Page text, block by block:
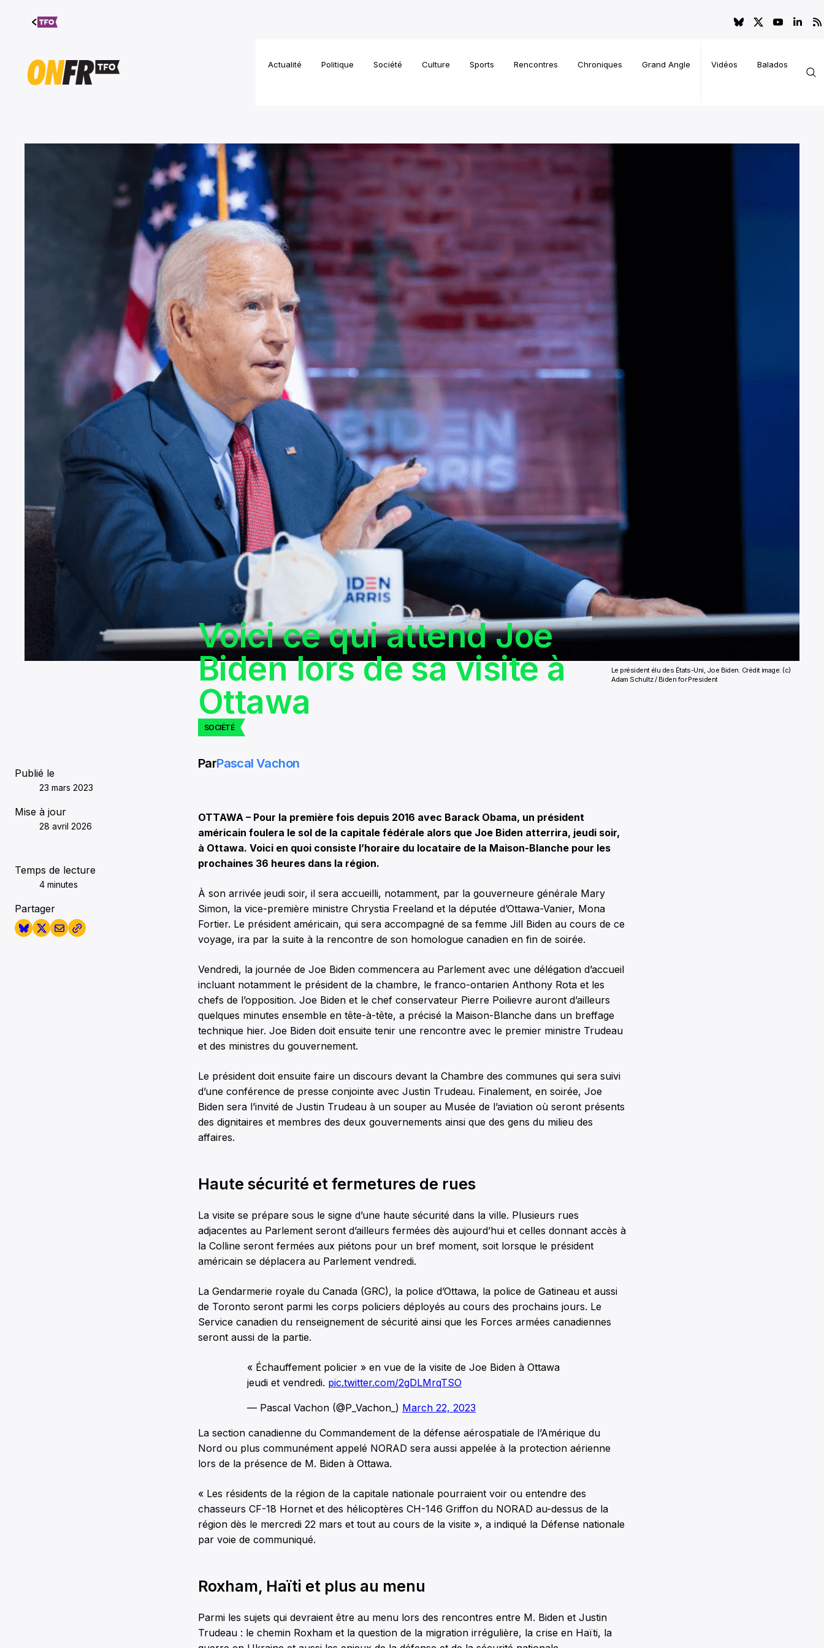
Aller au
contenu
Actualité Politique Société Culture Sports Rencontres Chroniques Grand Angle Vidéos Balados
Le président élu des États-Uni, Joe Biden. Crédit image: (c)
Adam Schultz / Biden for President
SOCIÉTÉ
Voici ce qui attend Joe
Biden lors de sa visite à
Ottawa
Publié le
23 mars 2023
Mise à jour
28 avril 2026
Temps de lecture
4 minutes
Partager
ParPascal Vachon
OTTAWA – Pour la première fois depuis 2016 avec Barack Obama, un président
américain foulera le sol de la capitale fédérale alors que Joe Biden atterrira, jeudi soir,
à Ottawa. Voici en quoi consiste l’horaire du locataire de la Maison-Blanche pour les
prochaines 36 heures dans la région.
À son arrivée jeudi soir, il sera accueilli, notamment, par la gouverneure générale Mary
Simon, la vice-première ministre Chrystia Freeland et la députée d’Ottawa-Vanier, Mona
Fortier. Le président américain, qui sera accompagné de sa femme Jill Biden au cours de ce
voyage, ira par la suite à la rencontre de son homologue canadien en fin de soirée.
Vendredi, la journée de Joe Biden commencera au Parlement avec une délégation d’accueil
incluant notamment le président de la chambre, le franco-ontarien Anthony Rota et les
chefs de l’opposition. Joe Biden et le chef conservateur Pierre Poilievre auront d’ailleurs
quelques minutes ensemble en tête-à-tête, a précisé la Maison-Blanche dans un breffage
technique hier. Joe Biden doit ensuite tenir une rencontre avec le premier ministre Trudeau
et des ministres du gouvernement.
Le président doit ensuite faire un discours devant la Chambre des communes qui sera suivi
d’une conférence de presse conjointe avec Justin Trudeau. Finalement, en soirée, Joe
Biden sera l’invité de Justin Trudeau à un souper au Musée de l’aviation où seront présents
des dignitaires et membres des deux gouvernements ainsi que des gens du milieu des
affaires.
Haute sécurité et fermetures de rues
La visite se prépare sous le signe d’une haute sécurité dans la ville. Plusieurs rues
adjacentes au Parlement seront d’ailleurs fermées dès aujourd’hui et celles donnant accès à
la Colline seront fermées aux piétons pour un bref moment, soit lorsque le président
américain se déplacera au Parlement vendredi.
La Gendarmerie royale du Canada (GRC), la police d’Ottawa, la police de Gatineau et aussi
de Toronto seront parmi les corps policiers déployés au cours des prochains jours. Le
Service canadien du renseignement de sécurité ainsi que les Forces armées canadiennes
seront aussi de la partie.
« Échauffement policier » en vue de la visite de Joe Biden à Ottawa
jeudi et vendredi. pic.twitter.com/2gDLMrqTSO
— Pascal Vachon (@P_Vachon_) March 22, 2023
La section canadienne du Commandement de la défense aérospatiale de l’Amérique du
Nord ou plus communément appelé NORAD sera aussi appelée à la protection aérienne
lors de la présence de M. Biden à Ottawa.
« Les résidents de la région de la capitale nationale pourraient voir ou entendre des
chasseurs CF-18 Hornet et des hélicoptères CH-146 Griffon du NORAD au-dessus de la
région dès le mercredi 22 mars et tout au cours de la visite », a indiqué la Défense nationale
par voie de communiqué.
Roxham, Haïti et plus au menu
Parmi les sujets qui devraient être au menu lors des rencontres entre M. Biden et Justin
Trudeau : le chemin Roxham et la question de la migration irrégulière, la crise en Haïti, la